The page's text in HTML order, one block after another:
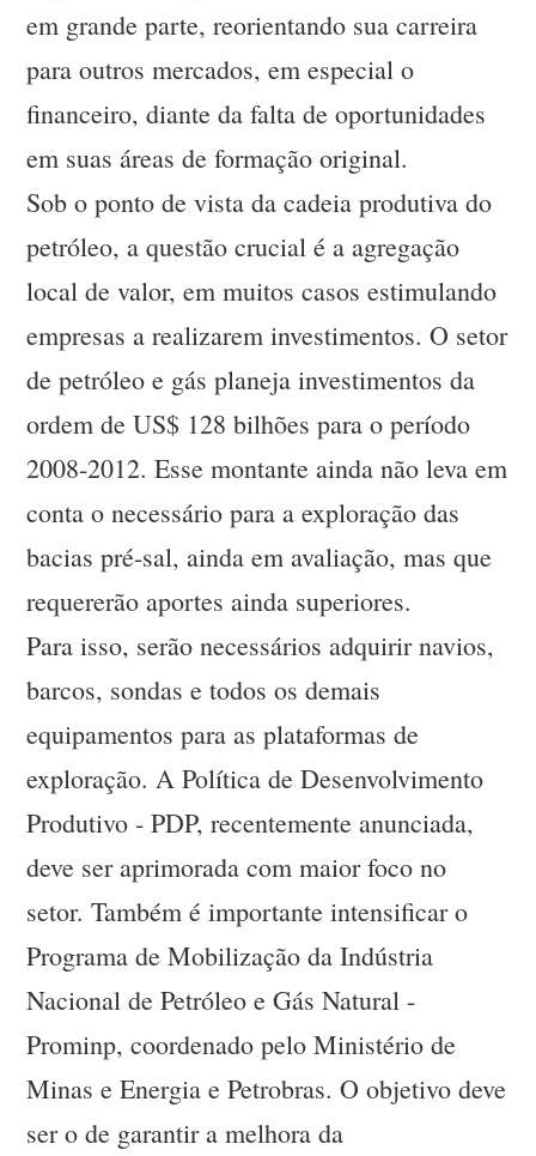
em grande parte, reorientando sua carreira
para outros mercados, em especial o
financeiro, diante da falta de oportunidades
em suas áreas de formação original.
Sob o ponto de vista da cadeia produtiva do
petróleo, a questão crucial é a agregação
local de valor, em muitos casos estimulando
empresas a realizarem investimentos. O setor
de petróleo e gás planeja investimentos da
ordem de US$ 128 bilhões para o período
2008-2012. Esse montante ainda não leva em
conta o necessário para a exploração das
bacias pré-sal, ainda em avaliação, mas que
requererão aportes ainda superiores.
Para isso, serão necessários adquirir navios,
barcos, sondas e todos os demais
equipamentos para as plataformas de
exploração. A Política de Desenvolvimento
Produtivo - PDP, recentemente anunciada,
deve ser aprimorada com maior foco no
setor. Também é importante intensificar o
Programa de Mobilização da Indústria
Nacional de Petróleo e Gás Natural -
Prominp, coordenado pelo Ministério de
Minas e Energia e Petrobras. O objetivo deve
ser o de garantir a melhora da